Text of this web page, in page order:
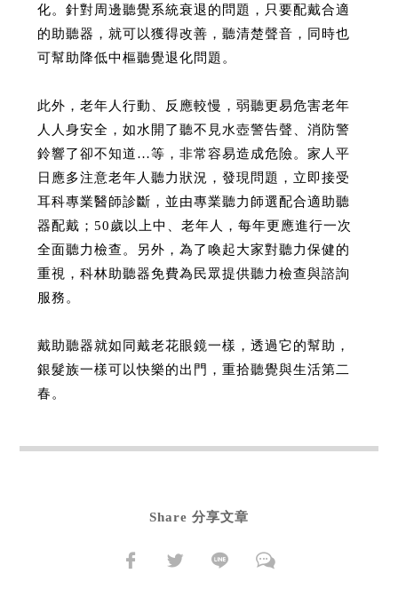
化。針對周邊聽覺系統衰退的問題，只要配戴合適
的助聽器，就可以獲得改善，聽清楚聲音，同時也
可幫助降低中樞聽覺退化問題。
此外，老年人行動、反應較慢，弱聽更易危害老年
人人身安全，如水開了聽不見水壺警告聲、消防警
鈴響了卻不知道…等，非常容易造成危險。家人平
日應多注意老年人聽力狀況，發現問題，立即接受
耳科專業醫師診斷，並由專業聽力師選配合適助聽
器配戴；50歲以上中、老年人，每年更應進行一次
全面聽力檢查。另外，為了喚起大家對聽力保健的
重視，科林助聽器免費為民眾提供聽力檢查與諮詢
服務。
戴助聽器就如同戴老花眼鏡一樣，透過它的幫助，
銀髮族一樣可以快樂的出門，重拾聽覺與生活第二
春。
Share 分享文章